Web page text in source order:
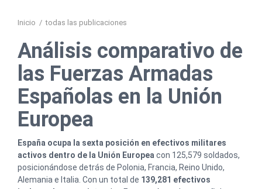
Inicio / todas las publicaciones
Análisis comparativo de
las Fuerzas Armadas
Españolas en la Unión
Europea
España ocupa la sexta posición en efectivos militares
activos dentro de la Unión Europea con 125,579 soldados,
posicionándose detrás de Polonia, Francia, Reino Unido,
Alemania e Italia. Con un total de 139,281 efectivos